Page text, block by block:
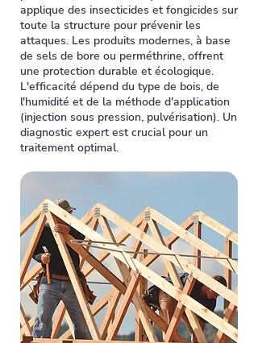
applique des insecticides et fongicides sur
toute la structure pour prévenir les
attaques. Les produits modernes, à base
de sels de bore ou perméthrine, offrent
une protection durable et écologique.
L'efficacité dépend du type de bois, de
l'humidité et de la méthode d'application
(injection sous pression, pulvérisation). Un
diagnostic expert est crucial pour un
traitement optimal.